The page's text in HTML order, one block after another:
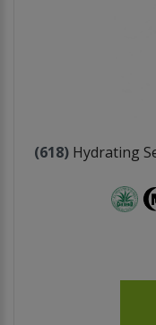
(618) Hydrating